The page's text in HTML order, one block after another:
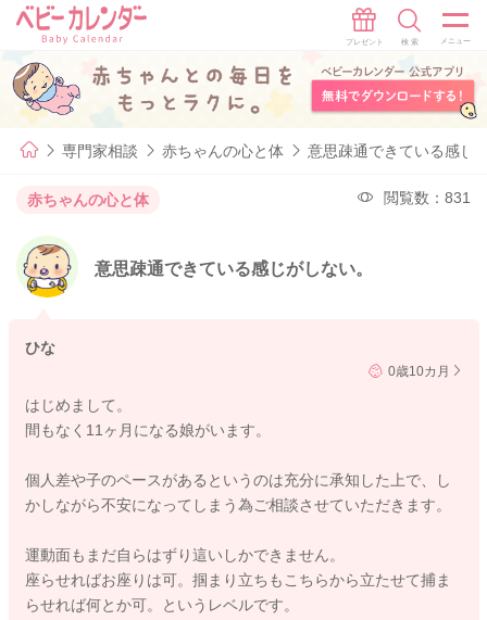
専門家相談 赤ちゃんの心と体 意思疎通できている感じ
赤ちゃんの心と体 閲覧数：831
意思疎通できている感じがしない。
ひな
0歳10カ月
はじめまして。
間もなく11ヶ月になる娘がいます。
個人差や子のペースがあるというのは充分に承知した上で、し
かしながら不安になってしまう為ご相談させていただきます。
運動面もまだ自らはずり這いしかできません。
座らせればお座りは可。掴まり立ちもこちらから立たせて捕ま
らせれば何とか可。というレベルです。